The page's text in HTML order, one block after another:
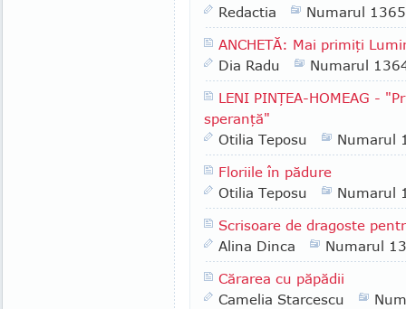
Redactia
Numarul 1365
ANCHETĂ: Mai primiţi
Dia Radu
Numarul
LENI PINŢEA-HOMEAG -
speranţă"
Otilia Teposu
Numarul
Floriile în pădure
Otilia Teposu
Numarul
Scrisoare de dragoste
Alina Dinca
Numarul
Cărarea cu păpădii
Camelia Starcescu